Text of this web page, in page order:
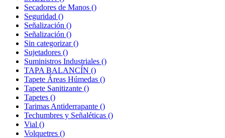
Secadores de Manos ()
Seguridad ()
Señalización ()
Señalización ()
Sin categorizar()
Sujetadores ()
Suministros Industriales ()
TAPA BALANCÍN ()
Tapete Áreas Húmedas ()
Tapete Sanitizante ()
Tapetes ()
Tarimas Antiderrapante ()
Techumbres y Señaléticas ()
Vial ()
Volquetres ()